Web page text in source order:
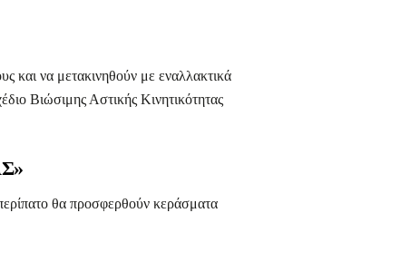
και να μετακινηθούν με εναλλακτικά
Βιώσιμης Αστικής Κινητικότητας
θα προσφερθούν κεράσματα